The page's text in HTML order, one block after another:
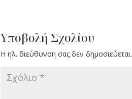
Υποβολή Σχολίου
Η ηλ. διεύθυνση σας δεν δημοσιεύεται.